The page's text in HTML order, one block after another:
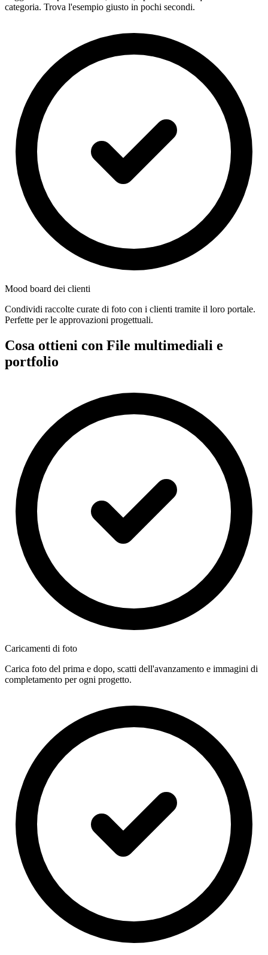
categoria. Trova l'esempio giusto in pochi secondi.
Mood board dei clienti
Condividi raccolte curate di foto con i clienti tramite il loro portale.
Perfette per le approvazioni progettuali.
Cosa ottieni con File multimediali e
portfolio
Caricamenti di foto
Carica foto del prima e dopo, scatti dell'avanzamento e immagini di
completamento per ogni progetto.